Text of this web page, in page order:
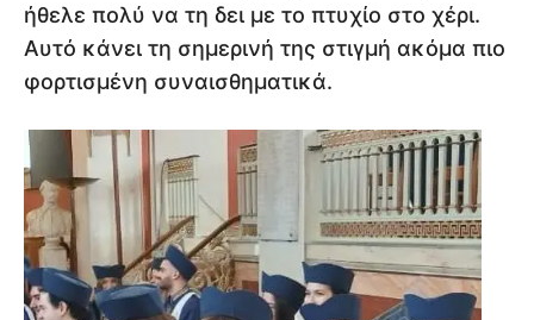
ήθελε πολύ να τη δει με το πτυχίο στο χέρι.
Αυτό κάνει τη σημερινή της στιγμή ακόμα πιο
φορτισμένη συναισθηματικά.